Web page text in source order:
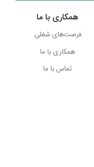
همکاری با ما
فرصت‌های شغلی
همکاری با ما
تماس با ما